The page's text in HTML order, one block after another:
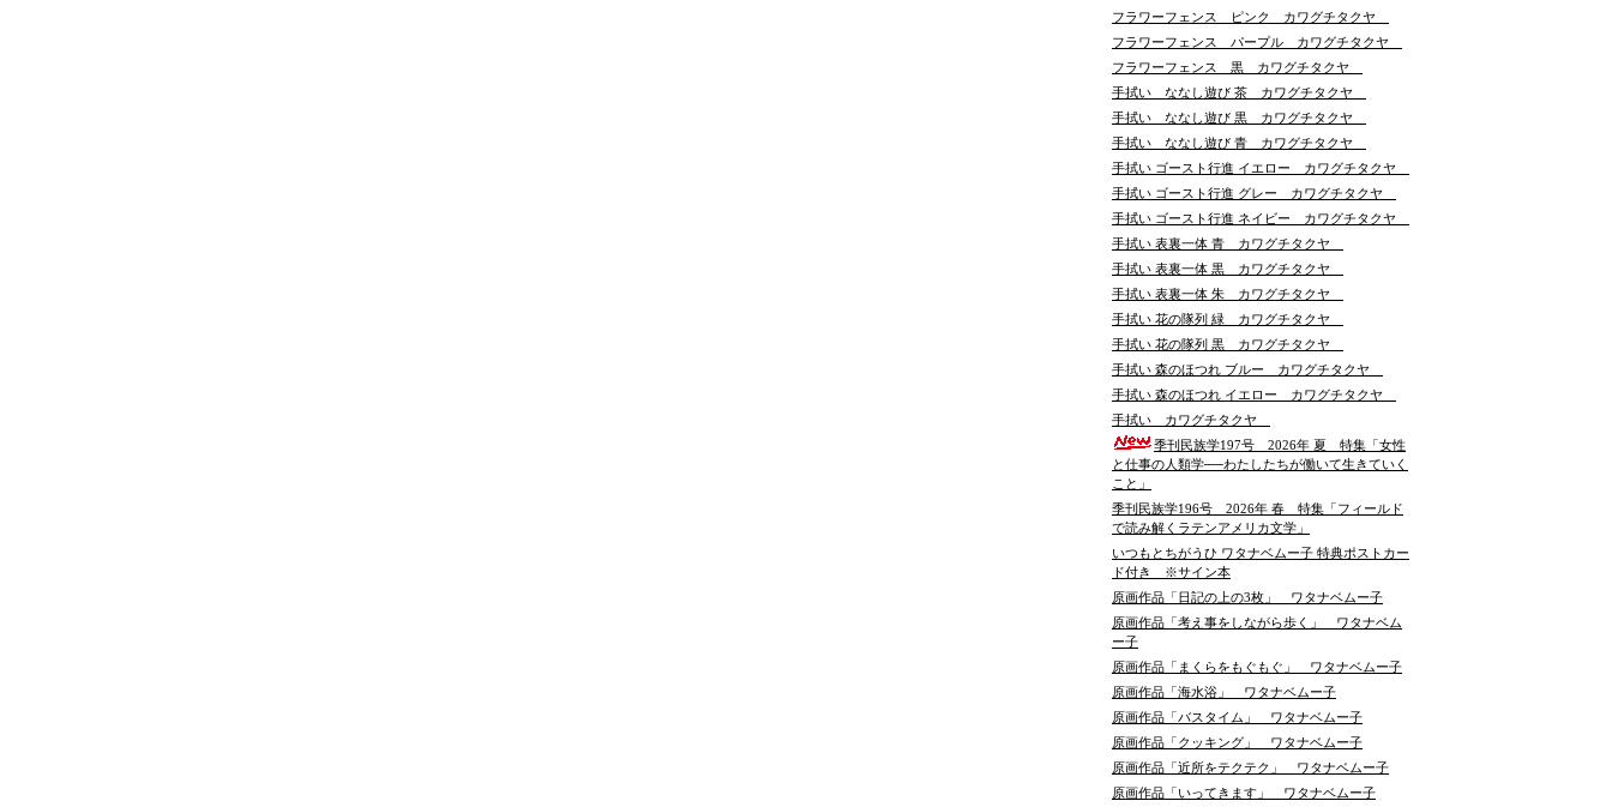
フラワーフェンス ピンク カワグチタクヤ
フラワーフェンス パープル カワグチタクヤ
フラワーフェンス 黒 カワグチタクヤ
手拭い ななし遊び 茶 カワグチタクヤ
手拭い ななし遊び 黒 カワグチタクヤ
手拭い ななし遊び 青 カワグチタクヤ
手拭い ゴースト行進 イエロー カワグチタクヤ
手拭い ゴースト行進 グレー カワグチタクヤ
手拭い ゴースト行進 ネイビー カワグチタクヤ
手拭い 表裏一体 青 カワグチタクヤ
手拭い 表裏一体 黒 カワグチタクヤ
手拭い 表裏一体 朱 カワグチタクヤ
手拭い 花の隊列 緑 カワグチタクヤ
手拭い 花の隊列 黒 カワグチタクヤ
手拭い 森のほつれ ブルー カワグチタクヤ
手拭い 森のほつれ イエロー カワグチタクヤ
手拭い カワグチタクヤ
季刊民族学197号 2026年 夏 特集「女性
と仕事の人類学──わたしたちが働いて生きていく
こと」
季刊民族学196号 2026年 春 特集「フィールド
で読み解くラテンアメリカ文学」
いつもとちがうひ ワタナベムー子 特典ポストカー
ド付き ※サイン本
原画作品「日記の上の3枚」 ワタナベムー子
原画作品「考え事をしながら歩く」 ワタナベム
ー子
原画作品「まくらをもぐもぐ」 ワタナベムー子
原画作品「海水浴」 ワタナベムー子
原画作品「バスタイム」 ワタナベムー子
原画作品「クッキング」 ワタナベムー子
原画作品「近所をテクテク」 ワタナベムー子
原画作品「いってきます」 ワタナベムー子